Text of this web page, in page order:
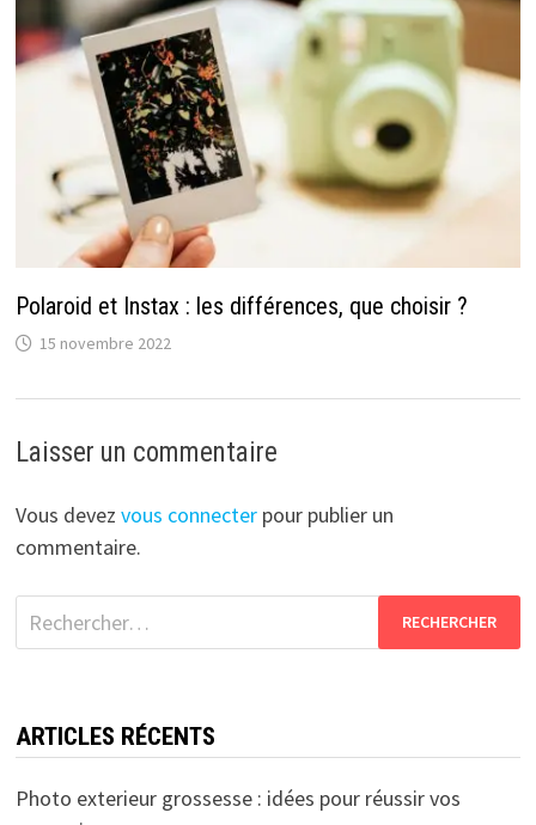
Polaroid et Instax : les différences, que choisir ?
15 novembre 2022
Laisser un commentaire
Vous devez vous connecterpour publier un
commentaire.
Rechercher :
ARTICLES RÉCENTS
Photo exterieur grossesse : idées pour réussir vos